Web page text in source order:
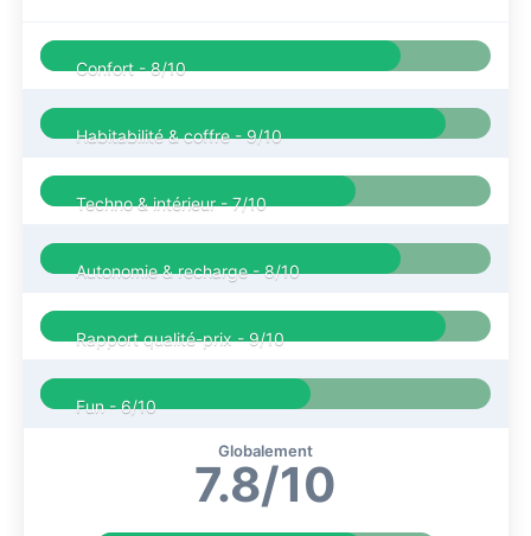
Confort -8/10
Habitabilité & coffre -9/10
Techno & intérieur -7/10
Autonomie & recharge -8/10
Rapport qualité-prix -9/10
Fun -6/10
Globalement
7.8/10